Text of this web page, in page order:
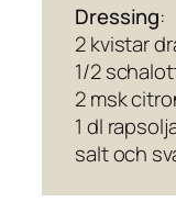
Dressing:
2 kvistar
1/2
2 msk
1 dl
salt och